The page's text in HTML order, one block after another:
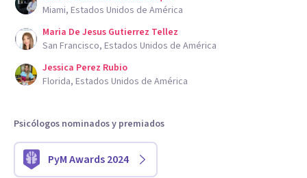
Miami, Estados Unidos de América
Maria De Jesus Gutierrez Tellez
San Francisco, Estados Unidos de América
Jessica Perez Rubio
Florida, Estados Unidos de América
Psicólogos nominados y premiados
PyM Awards 2024